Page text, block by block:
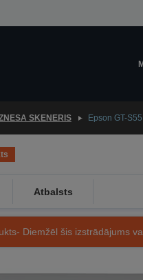
SKENERIS Epson GT-S55
Atbalsts
Diemžēl šis izstrādājums